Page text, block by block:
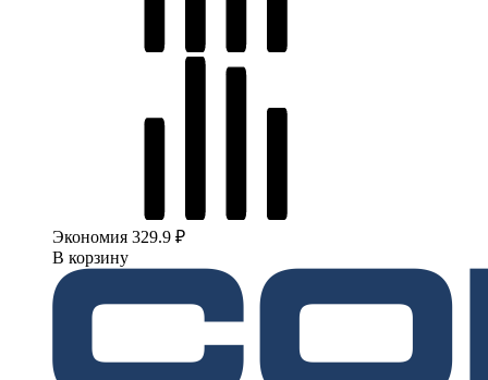
Экономия 329.9 ₽
В корзину